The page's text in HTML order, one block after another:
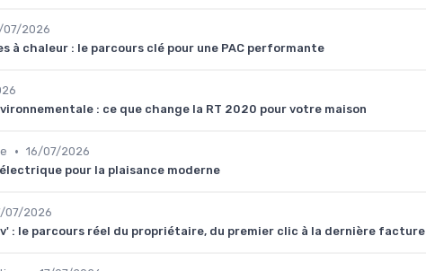
07/2026
à chaleur : le parcours clé pour une PAC performante
: ce que change la RT 2020 pour votre maison
• 16/07/2026
pour la plaisance moderne
07/2026
: le parcours réel du propriétaire, du premier clic à la dernière facture